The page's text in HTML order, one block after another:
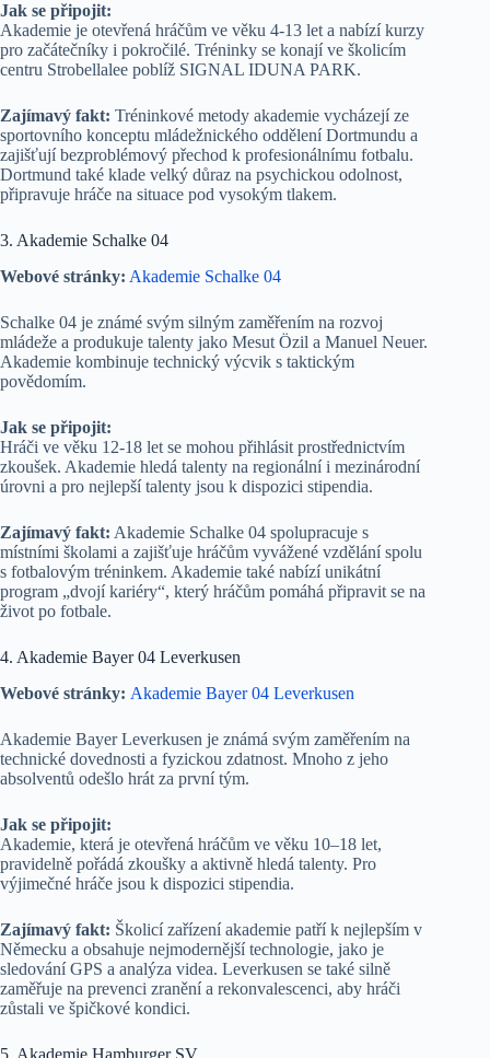
Jak se připojit:
Akademie je otevřená hráčům ve věku 4-13 let a nabízí kurzy
pro začátečníky i pokročilé. Tréninky se konají ve školicím
centru Strobellalee poblíž SIGNAL IDUNA PARK.
Zajímavý fakt: Tréninkové metody akademie vycházejí ze
sportovního konceptu mládežnického oddělení Dortmundu a
zajišťují bezproblémový přechod k profesionálnímu fotbalu.
Dortmund také klade velký důraz na psychickou odolnost,
připravuje hráče na situace pod vysokým tlakem.
3. Akademie Schalke 04
Webové stránky: Akademie Schalke 04
Schalke 04 je známé svým silným zaměřením na rozvoj
mládeže a produkuje talenty jako Mesut Özil a Manuel Neuer.
Akademie kombinuje technický výcvik s taktickým
povědomím.
Jak se připojit:
Hráči ve věku 12-18 let se mohou přihlásit prostřednictvím
zkoušek. Akademie hledá talenty na regionální i mezinárodní
úrovni a pro nejlepší talenty jsou k dispozici stipendia.
Zajímavý fakt: Akademie Schalke 04 spolupracuje s
místními školami a zajišťuje hráčům vyvážené vzdělání spolu
s fotbalovým tréninkem. Akademie také nabízí unikátní
program „dvojí kariéry“, který hráčům pomáhá připravit se na
život po fotbale.
4. Akademie Bayer 04 Leverkusen
Webové stránky: Akademie Bayer 04 Leverkusen
Akademie Bayer Leverkusen je známá svým zaměřením na
technické dovednosti a fyzickou zdatnost. Mnoho z jeho
absolventů odešlo hrát za první tým.
Jak se připojit:
Akademie, která je otevřená hráčům ve věku 10–18 let,
pravidelně pořádá zkoušky a aktivně hledá talenty. Pro
výjimečné hráče jsou k dispozici stipendia.
Zajímavý fakt: Školicí zařízení akademie patří k nejlepším v
Německu a obsahuje nejmodernější technologie, jako je
sledování GPS a analýza videa. Leverkusen se také silně
zaměřuje na prevenci zranění a rekonvalescenci, aby hráči
zůstali ve špičkové kondici.
5. Akademie Hamburger SV